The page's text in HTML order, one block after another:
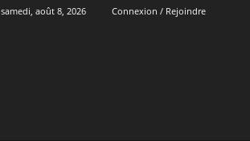
samedi, août 8, 2026 Connexion / Rejoindre